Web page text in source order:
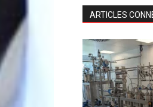
ARTICLES